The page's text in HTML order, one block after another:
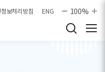
보처리방침 ENG 100%